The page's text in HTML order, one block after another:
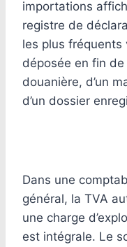
importations
registre de
les plus fréquents
déposée en fin de
douanière, d’un
d’un dossier
Dans une
général, la TVA
une charge
est intégrale. Le